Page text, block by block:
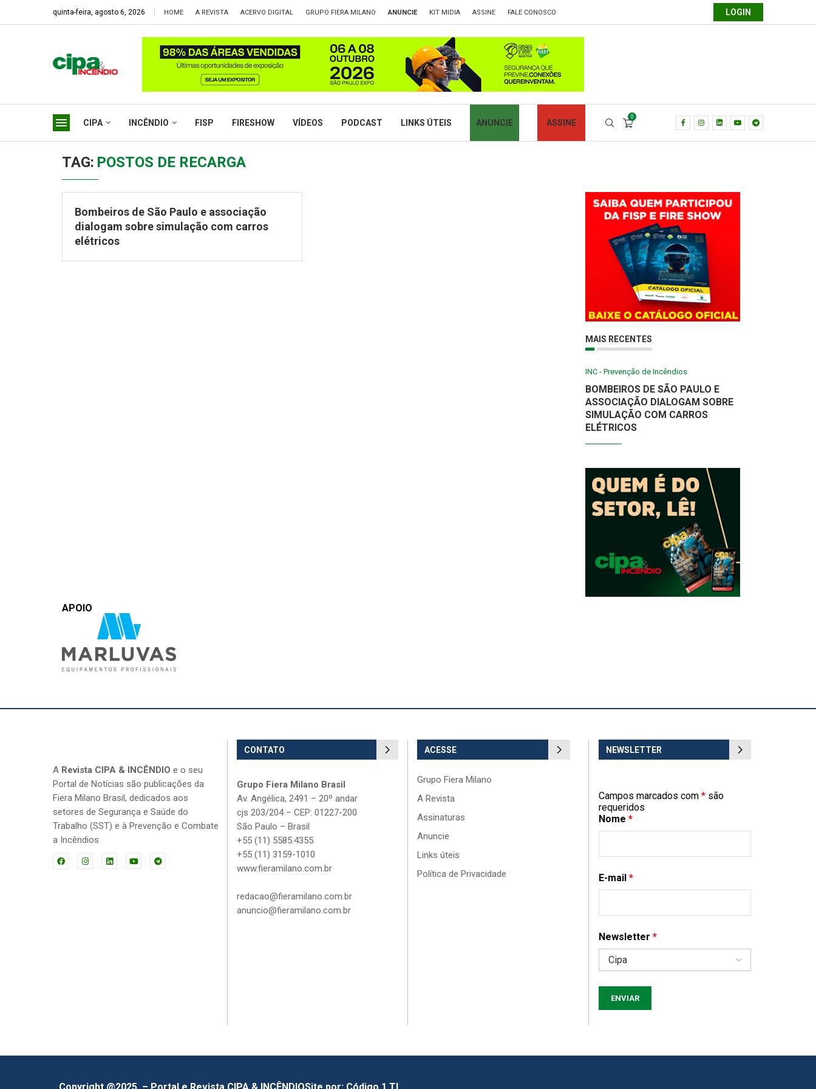
quinta-feira, agosto 6, 2026 HOME A REVISTA ACERVO DIGITAL GRUPO FIERA MILANO ANUNCIE KIT MIDIA ASSINE FALE CONOSCO LOGIN
CIPA INCÊNDIO FISP FIRESHOW VÍDEOS PODCAST LINKS ÚTEIS ANUNCIE ASSINE
0
TAG: POSTOS DE RECARGA
Bombeiros de São Paulo e associação
dialogam sobre simulação com carros
elétricos
MAIS RECENTES
INC - Prevenção de Incêndios
BOMBEIROS DE SÃO PAULO E
ASSOCIAÇÃO DIALOGAM SOBRE
SIMULAÇÃO COM CARROS
ELÉTRICOS
APOIO
A Revista CIPA & INCÊNDIO e o seu
Portal de Notícias são publicações da
Fiera Milano Brasil, dedicados aos
setores de Segurança e Saúde do
Trabalho (SST) e à Prevenção e Combate
a Incêndios
CONTATO
Grupo Fiera Milano Brasil
Av. Angélica, 2491 – 20º andar
cjs 203/204 – CEP: 01227-200
São Paulo – Brasil
+55 (11) 5585.4355
+55 (11) 3159-1010
www.fieramilano.com.br
redacao@fieramilano.com.br
anuncio@fieramilano.com.br
ACESSE
Grupo Fiera Milano
A Revista
Assinaturas
Anuncie
Links úteis
Política de Privacidade
NEWSLETTER
Campos marcados com *são
requeridos
Nome *
E-mail *
Newsletter *